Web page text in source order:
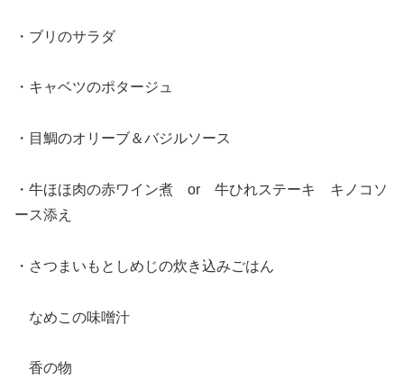
・ブリのサラダ
・キャベツのポタージュ
・目鯛のオリーブ＆バジルソース
・牛ほほ肉の赤ワイン煮 or 牛ひれステーキ キノコソ
ース添え
・さつまいもとしめじの炊き込みごはん
なめこの味噌汁
香の物